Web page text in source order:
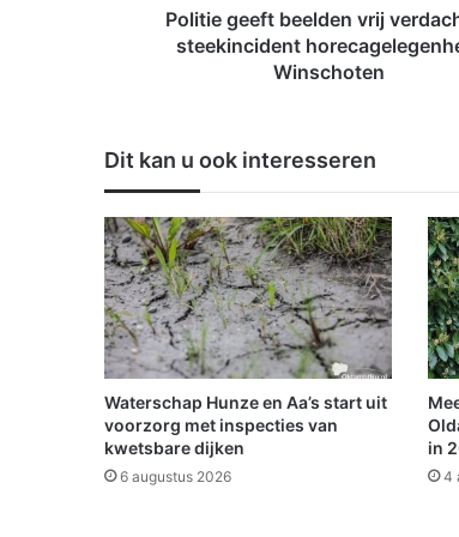
l
d
e
n
v
r
i
j
v
e
r
d
a
Politie geeft beelden vrij
steekincident
Winschoten
Dit kan u ook interesseren
Waterschap Hunze en Aa’s start uit
voorzorg met inspecties van
kwetsbare dijken
6 augustus 2026
in
4